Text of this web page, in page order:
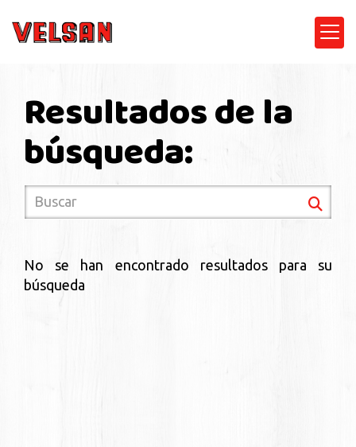
Resultados de la
búsqueda:
No se han encontrado resultados para su
búsqueda